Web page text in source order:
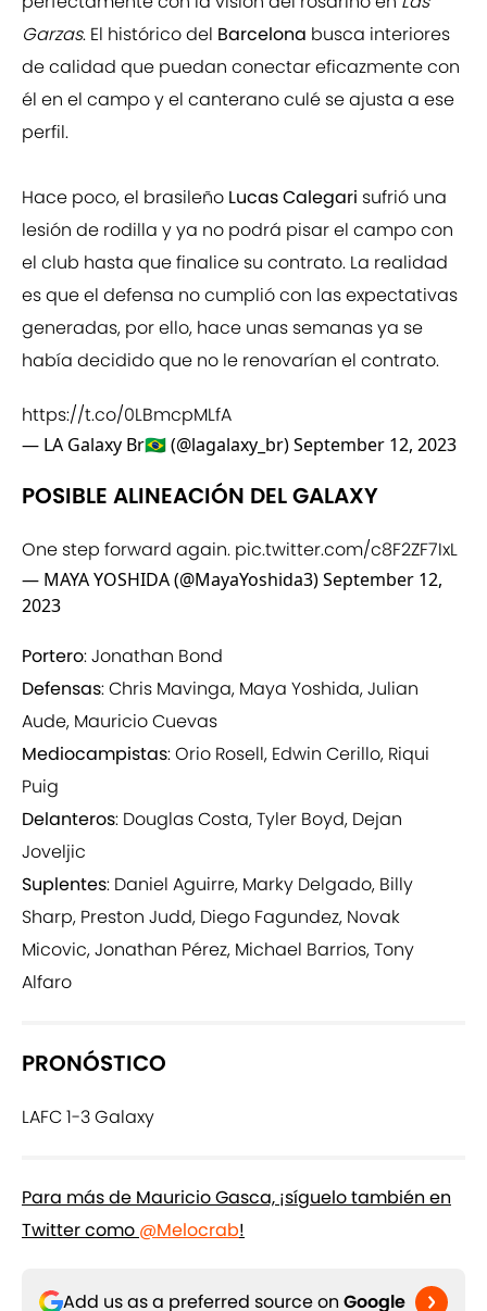
Garzas. El histórico del Barcelona busca interiores
de calidad que puedan conectar eficazmente con
él en el campo y el canterano culé se ajusta a ese
perfil.
Hace poco, el brasileño Lucas Calegari sufrió una
lesión de rodilla y ya no podrá pisar el campo con
el club hasta que finalice su contrato. La realidad
es que el defensa no cumplió con las expectativas
generadas, por ello, hace unas semanas ya se
había decidido que no le renovarían el contrato.
https://t.co/0LBmcpMLfA
— LA Galaxy Br🇧🇷 (@lagalaxy_br)September 12, 2023
POSIBLE ALINEACIÓN DEL GALAXY
One step forward again. pic.twitter.com/c8F2ZF7IxL
— MAYA YOSHIDA (@MayaYoshida3)September 12,
2023
Portero: Jonathan Bond
Defensas: Chris Mavinga, Maya Yoshida, Julian
Aude, Mauricio Cuevas
Mediocampistas: Orio Rosell, Edwin Cerillo, Riqui
Puig
Delanteros: Douglas Costa, Tyler Boyd, Dejan
Joveljic
Suplentes: Daniel Aguirre, Marky Delgado, Billy
Sharp, Preston Judd, Diego Fagundez, Novak
Micovic, Jonathan Pérez, Michael Barrios, Tony
Alfaro
PRONÓSTICO
LAFC 1-3 Galaxy
Para más de Mauricio Gasca, ¡síguelo también en
Twitter como @Melocrab!
Add us as a preferred source on Google